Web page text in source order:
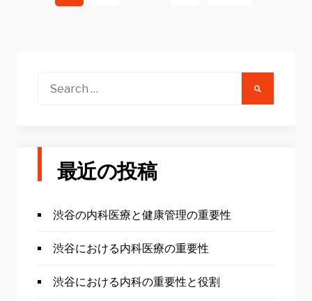
Search
最近の投稿
渋谷の内科医療と健康管理の重要性
渋谷における内科医療の重要性
渋谷における内科の重要性と役割